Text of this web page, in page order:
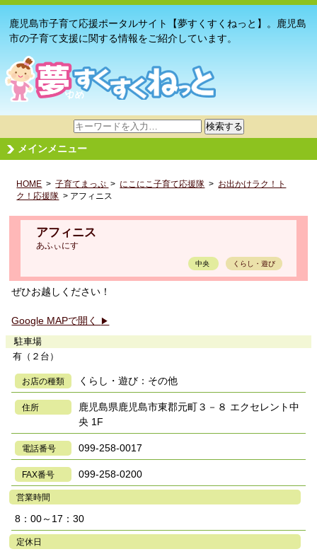
鹿児島市子育て応援ポータルサイト【夢すくすくねっと】。鹿児島
市の子育て支援に関する情報をご紹介しています。
サ
イ
ト
検
索
検索する
メインメニュー
HOME >子育てまっぷ > にこにこ子育て応援隊 > お出かけラク！ト
ク！応援隊 > アフィニス
アフィニス
あふぃにす
中央 くらし・遊び
ぜひお越しください！
Google MAPで開く ▶
駐車場
有（２台）
お店の種類 くらし・遊び：その他
住所
鹿児島県鹿児島市東郡元町３－８ エクセレント中
央 1F
電話番号 099-258-0017
FAX番号 099-258-0200
営業時間
8：00～17：30
定休日